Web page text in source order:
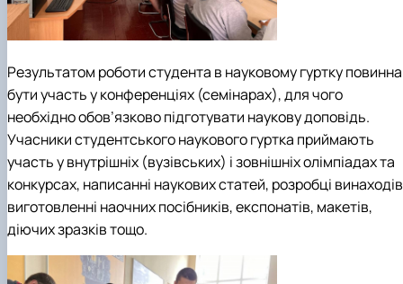
Результатом роботи студента в науковому гуртку повинна
бути участь у конференціях (семінарах), для чого
необхідно обов’язково підготувати наукову доповідь.
Учасники студентського наукового гуртка приймають
участь у внутрішніх (вузівських) і зовнішніх олімпіадах та
конкурсах, написанні наукових статей, розробці
виготовленні наочних посібників, експонатів, макетів,
діючих зразків тощо.